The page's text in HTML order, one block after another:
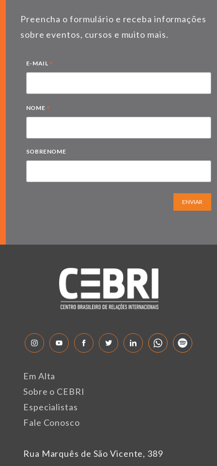
Preencha o formulário e receba informações
sobre eventos, cursos e muito mais.
E-MAIL *
NOME *
SOBRENOME
ENVIAR
Rua Marquês de São Vicente, 389
Em Alta
Sobre o CEBRI
Especialistas
Fale Conosco